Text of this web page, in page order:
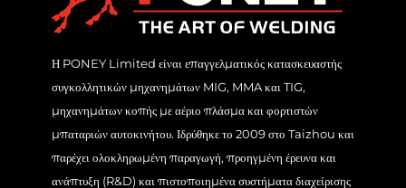
Η PONEY Limited είναι επαγγελματικός κατασκευαστής
συγκολλητικών μηχανημάτων MIG, MMA και TIG,
μηχανημάτων κοπής με αέριο πλάσμα και φορτιστών
μπαταριών αυτοκινήτου. Ιδρύθηκε το 2009 στο Taizhou και
παρέχει ολοκληρωμένη παραγωγή, προηγμένη έρευνα και
ανάπτυξη (R&D) και πιστοποιημένα συστήματα διαχείρισης